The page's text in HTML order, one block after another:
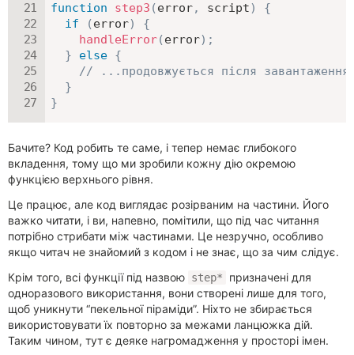
function step3 (error, script)
{
if
(error)
{
handleError(error) ;
}
else {
// ...продовжується після
}
}
Бачите? Код робить те саме, і тепер немає глибокого
вкладення, тому що ми зробили кожну дію окремою
функцією верхнього рівня.
Це працює, але код виглядає розірваним на частини. Його
важко читати, і ви, напевно, помітили, що під час читання
потрібно стрибати між частинами. Це незручно, особливо
якщо читач не знайомий з кодом і не знає, що за чим слідує.
Крім того, всі функції під назвою step*
призначені для
одноразового використання, вони створені лише для того,
щоб уникнути “пекельної піраміди”. Ніхто не збирається
використовувати їх повторно за межами ланцюжка дій.
Таким чином, тут є деяке нагромадження у просторі імен.